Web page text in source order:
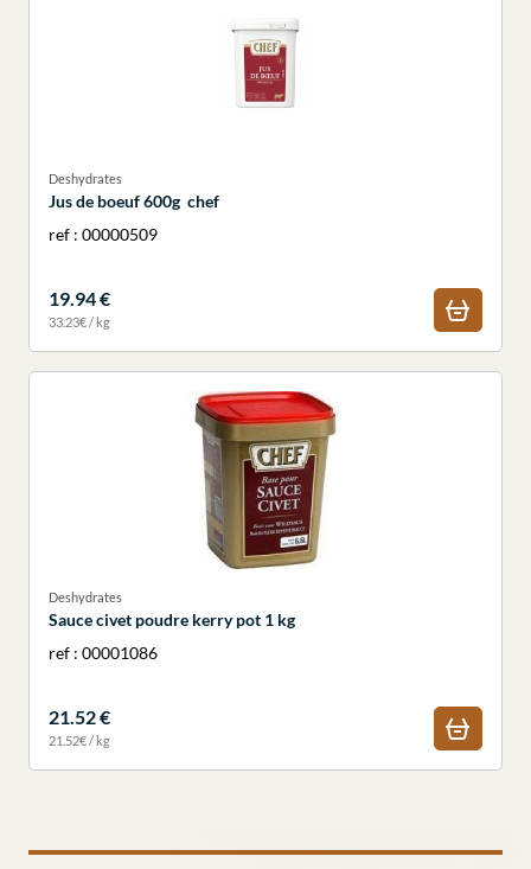
Deshydrates
Jus de boeuf 600g chef
ref : 00000509
19.94 €
33.23€ / kg
Deshydrates
Sauce civet poudre kerry pot 1 kg
ref : 00001086
21.52 €
21.52€ / kg